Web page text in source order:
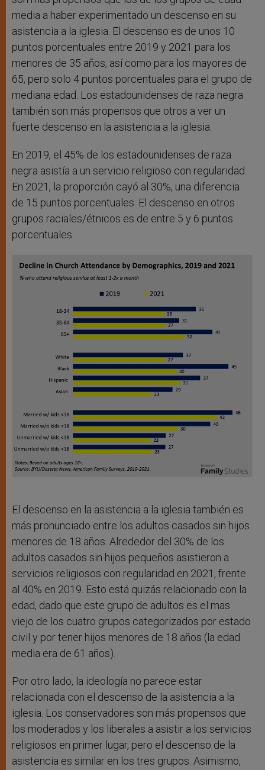
media a haber experimentado un descenso en su
asistencia a la iglesia. El descenso es de unos 10
puntos porcentuales entre 2019 y 2021 para los
menores de 35 años, así como para los mayores de
65, pero solo 4 puntos porcentuales para el grupo de
mediana edad. Los estadounidenses de raza negra
también son más propensos que otros a ver un
fuerte descenso en la asistencia a la iglesia.
En 2019, el 45% de los estadounidenses de raza
negra asistía a un servicio religioso con regularidad.
En 2021, la proporción cayó al 30%, una diferencia
de 15 puntos porcentuales. El descenso en otros
grupos raciales/étnicos es de entre 5 y 6 puntos
porcentuales.
El descenso en la asistencia a la iglesia también es
más pronunciado entre los adultos casados sin hijos
menores de 18 años. Alrededor del 30% de los
adultos casados sin hijos pequeños asistieron a
servicios religiosos con regularidad en 2021, frente
al 40% en 2019. Esto está quizás relacionado con la
edad, dado que este grupo de adultos es el mas
viejo de los cuatro grupos categorizados por estado
civil y por tener hijos menores de 18 años (la edad
media era de 61 años).
Por otro lado, la ideología no parece estar
relacionada con el descenso de la asistencia a la
iglesia. Los conservadores son más propensos que
los moderados y los liberales a asistir a los servicios
religiosos en primer lugar, pero el descenso de la
asistencia es similar en los tres grupos. Asimismo,